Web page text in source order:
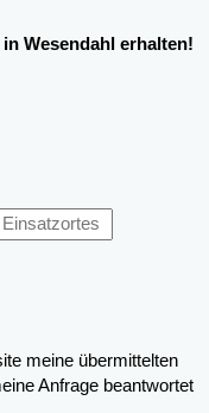
Wesendahl erhalten!
meine übermittelten
Anfrage beantwortet